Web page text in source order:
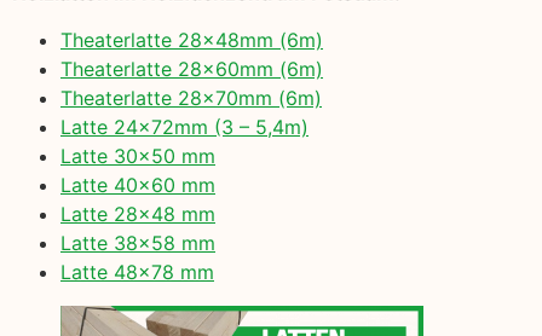
Theaterlatte 28x48mm (6m)
Theaterlatte 28x60mm (6m)
Theaterlatte 28x70mm (6m)
Latte 24x72mm (3 – 5,4m)
Latte 30×50 mm
Latte 40×60 mm
Latte 28×48 mm
Latte 38×58 mm
Latte 48×78 mm